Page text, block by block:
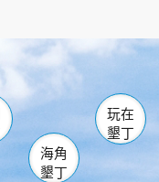
南仁湖
佳樂水
樂區
中心
公園 風吹沙龍磐公園
灣
砂島
鵝鑾鼻
海角
墾丁
玩在
墾丁